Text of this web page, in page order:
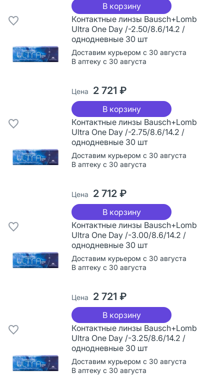
В корзину
Контактные линзы Bausch+Lomb
Ultra One Day /-2.50/8.6/14.2 /
однодневные 30 шт
Доставим курьером с 30 августа
В аптеку с 30 августа
Цена 2 721 ₽
В корзину
Контактные линзы Bausch+Lomb
Ultra One Day /-2.75/8.6/14.2 /
однодневные 30 шт
Доставим курьером с 30 августа
В аптеку с 30 августа
Цена 2 712 ₽
В корзину
Контактные линзы Bausch+Lomb
Ultra One Day /-3.00/8.6/14.2 /
однодневные 30 шт
Доставим курьером с 30 августа
В аптеку с 30 августа
Цена 2 721 ₽
В корзину
Контактные линзы Bausch+Lomb
Ultra One Day /-3.25/8.6/14.2 /
однодневные 30 шт
Доставим курьером с 30 августа
В аптеку с 30 августа